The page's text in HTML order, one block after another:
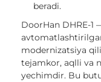
beradi.
DoorHan DHRE-1
modernizatsiya
tejamkor, aqlli va
yechimdir. Bu